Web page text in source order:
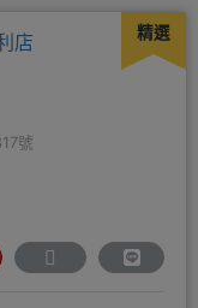
精選
店
號